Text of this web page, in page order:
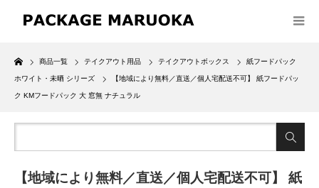
Home
商品一覧 テイクアウト用品 テイクアウトボックス 紙フードパック
ホワイト・未晒 シリーズ 【地域により無料／直送／個人宅配送不可】 紙フードパッ
ク KMフードパック 大 窓無 ナチュラル
【地域により無料／直送／個人宅配送不可】 紙